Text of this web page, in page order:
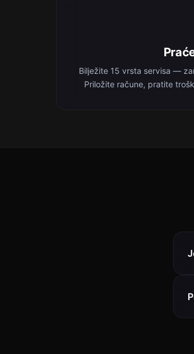
Bilježite 15 vrsta servisa —
Priložite račune, pratite